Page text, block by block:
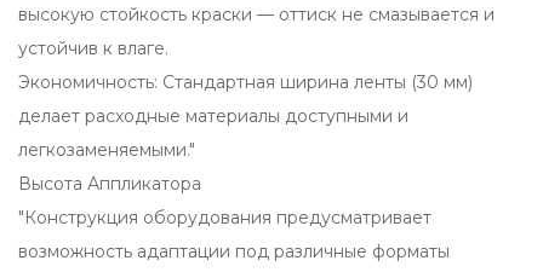
высокую стойкость краски — оттиск не смазывается и
устойчив к влаге.
Экономичность: Стандартная ширина ленты (30 мм)
делает расходные материалы доступными и
легкозаменяемыми."
Высота Аппликатора
"Конструкция оборудования предусматривает
возможность адаптации под различные форматы